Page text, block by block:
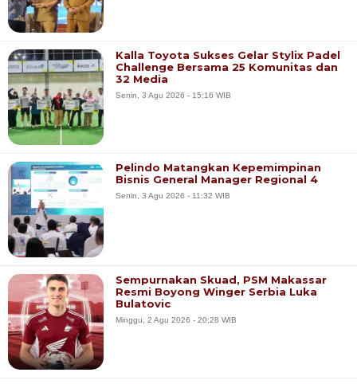
Kalla Toyota Sukses Gelar Stylix Padel
Challenge Bersama 25 Komunitas dan
32 Media
Senin, 3 Agu 2026 - 15:16 WIB
Pelindo Matangkan Kepemimpinan
Bisnis General Manager Regional 4
Senin, 3 Agu 2026 - 11:32 WIB
Sempurnakan Skuad, PSM Makassar
Resmi Boyong Winger Serbia Luka
Bulatovic
Minggu, 2 Agu 2026 - 20:28 WIB